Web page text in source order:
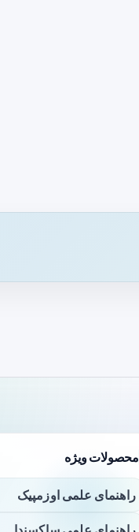
محصولات ویژه
راهنمای علمی اوزمپیک